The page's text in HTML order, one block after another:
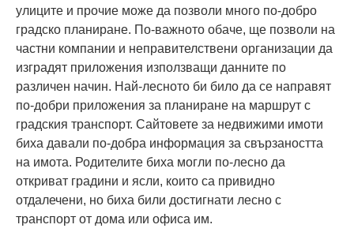
улиците и прочие може да позволи много по-добро
градско планиране. По-важното обаче, ще позволи на
частни компании и неправителствени организации да
изградят приложения използващи данните по
различен начин. Най-лесното би било да се направят
по-добри приложения за планиране на маршрут с
градския транспорт. Сайтовете за недвижими имоти
биха давали по-добра информация за свързаността
на имота. Родителите биха могли по-лесно да
откриват градини и ясли, които са привидно
отдалечени, но биха били достигнати лесно с
транспорт от дома или офиса им.